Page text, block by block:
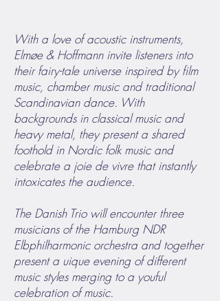
With a love of acoustic instruments,
Elmøe & Hoffmann invite listeners into
their fairy-tale universe inspired by film
music, chamber music and traditional
Scandinavian dance. With
backgrounds in classical music and
heavy metal, they present a shared
foothold in Nordic folk music and
celebrate a joie de vivre that instantly
intoxicates the audience.
The Danish Trio will encounter three
musicians of the Hamburg NDR
Elbphilharmonic orchestra and together
present a uique evening of different
music styles merging to a youful
celebration of music.